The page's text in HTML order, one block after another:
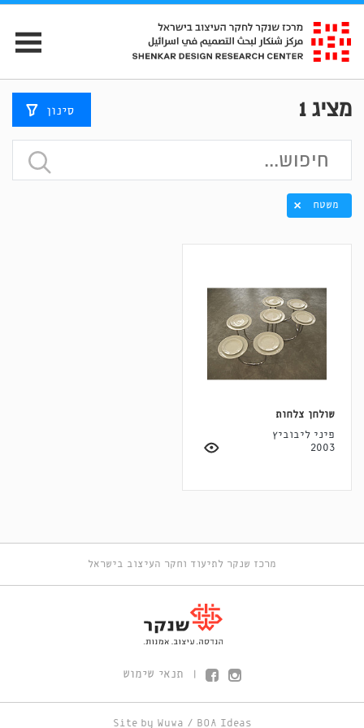
מציג1 סינון
משטח
שולחן צלחות
פיני ליבוביץ
2003
מרכז שנקר לתיעוד וחקר העיצוב בישראל
תנאי שימוש
Site by Wuwa / BOA Ideas